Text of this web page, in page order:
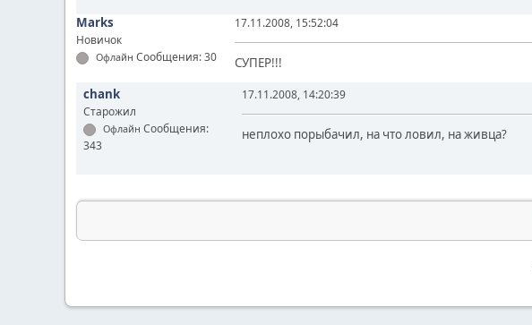
Marks
Новичок
Офлайн Сообщения: 30
17.11.2008, 15:52:04
СУПЕР!!!
chank
Старожил
Офлайн Сообщения:
343
17.11.2008, 14:20:39
неплохо порыбачил, на что ловил, на живца?